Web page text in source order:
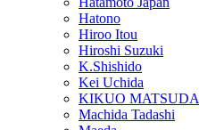
Hatono
Hiroo Itou
Hiroshi Suzuki
K.Shishido
Kei Uchida
KIKUO MATSUDA
Machida Tadashi